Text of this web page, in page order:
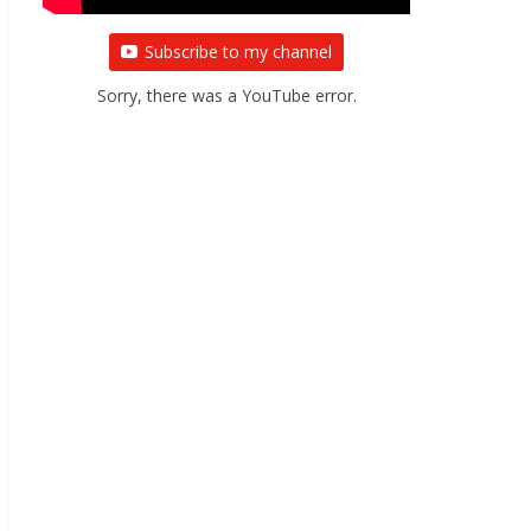
Subscribe to my channel
Sorry, there was a YouTube error.